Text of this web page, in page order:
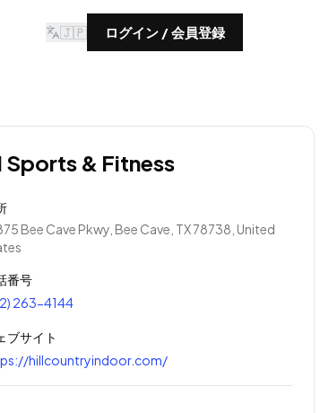
🇯🇵 ログイン / 会員登録
Sports & Fitness
Bee Cave Pkwy, Bee Cave, TX 78738, United
番号
263-4144
ブサイト
hillcountryindoor.com/